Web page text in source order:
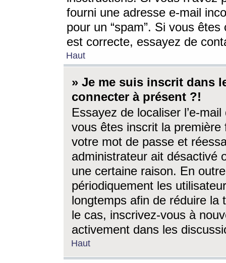
fourni une adresse e-mail
pour un “spam”. Si vous
est correcte, essayez de
Haut
» Je me suis inscrit dans
connecter à présent ?!
Essayez de localiser l’e-
vous êtes inscrit la première
votre mot de passe et
administrateur ait désactivé
une certaine raison. En
périodiquement les
longtemps afin de réduire la
le cas, inscrivez-vous à
activement dans les
Haut